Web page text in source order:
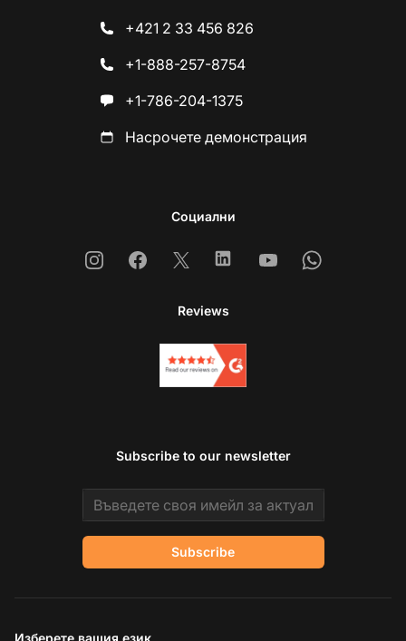
+421 2 33 456 826
+1-888-257-8754
+1-786-204-1375
Насрочете демонстрация
Социални
InstagramFacebook
X LinkedinYoutubeWhatsapp
Reviews
Subscribe to our newsletter
Email address
Subscribe
Изберете вашия език